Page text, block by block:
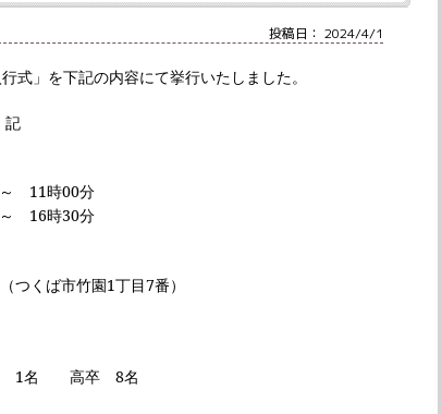
投稿日： 2024/4/1
」を下記の内容にて挙行いたしました。
記
時00分
16時30分
ば市竹園1丁目7番）
1名 高卒 8名